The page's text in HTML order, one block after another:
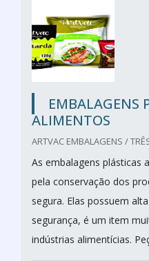
EMBALAGENS
ALIMENTOS
ARTVAC EMBALAGENS /
As embalagens plásticas
pela conservação dos
segura. Elas possuem
segurança, é um item
indústrias alimentícias.